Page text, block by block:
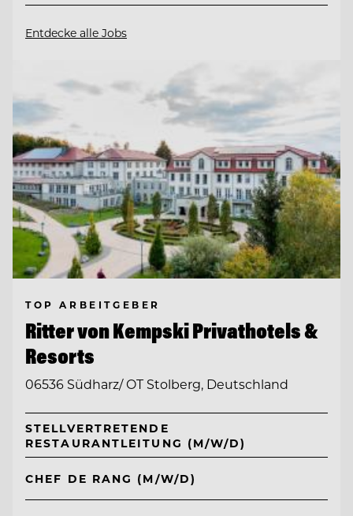
Entdecke alle Jobs
TOP ARBEITGEBER
Ritter von Kempski Privathotels &
Resorts
06536 Südharz/ OT Stolberg, Deutschland
STELLVERTRETENDE
RESTAURANTLEITUNG (M/W/D)
CHEF DE RANG (M/W/D)